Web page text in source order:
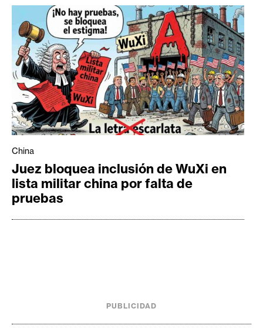
China
Juez bloquea inclusión de WuXi en
lista militar china por falta de
pruebas
PUBLICIDAD